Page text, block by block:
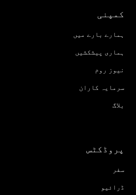
کمپنی
ہمارے بارے میں
ہماری پیشکشیں
نیوز روم
سرمایہ کاران
بلاگ
پروڈکٹس
سفر
ڈرائیو